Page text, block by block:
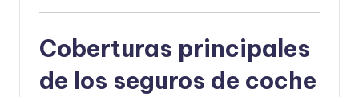
Coberturas principales
de los seguros de coche